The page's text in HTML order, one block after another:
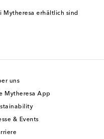
Mytheresa erhältlich sind
uns
Mytheresa App
& Events